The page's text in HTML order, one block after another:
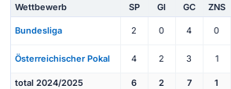
Wettbewerb SP Gl GC ZNS
Bundesliga 2 0 4 0
Österreichischer Pokal 4 2 3 1
total 2024/2025 6 2 7 1